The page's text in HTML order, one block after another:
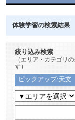
体験学習の検索結果
絞り込み検索
（エリア・カテゴリ
す）
ピックアップ:天文